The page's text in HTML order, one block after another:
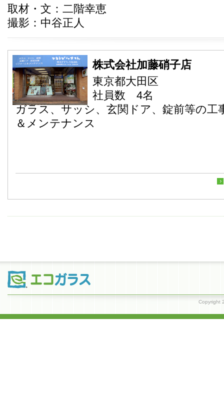
取材・文：二階幸恵
撮影：中谷正人
株式会社加藤硝子店
東京都大田区
社員数 4名
ガラス、サッシ、玄関ドア、錠前等の工
＆メンテナンス
Copyright